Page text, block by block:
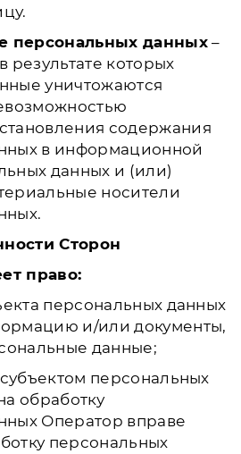
персональных данных–
результате которых
уничтожаются
содержания
в информационной
данных и (или)
носители
Сторон
право:
персональных данных
и/или документы,
данные;
персональных
обработку
Оператор вправе
персональных